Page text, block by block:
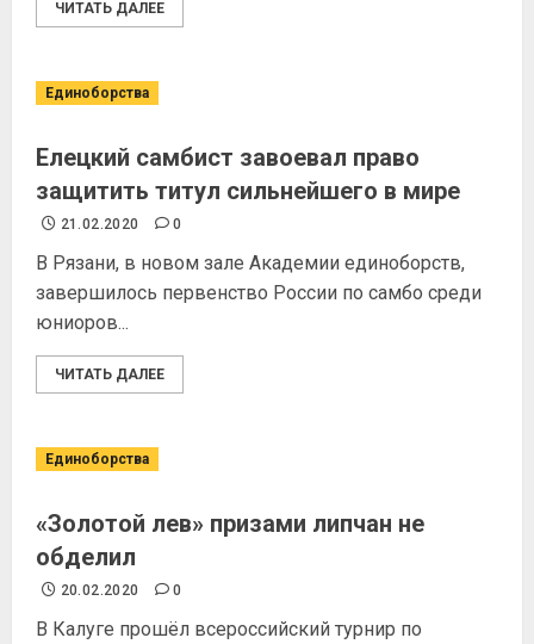
ЧИТАТЬ ДАЛЕЕ
Единоборства
Елецкий самбист завоевал право
защитить титул сильнейшего в мире
21.02.2020 0
В Рязани, в новом зале Академии единоборств,
завершилось первенство России по самбо среди
юниоров...
ЧИТАТЬ ДАЛЕЕ
Единоборства
«Золотой лев» призами липчан не
обделил
20.02.2020 0
В Калуге прошёл всероссийский турнир по